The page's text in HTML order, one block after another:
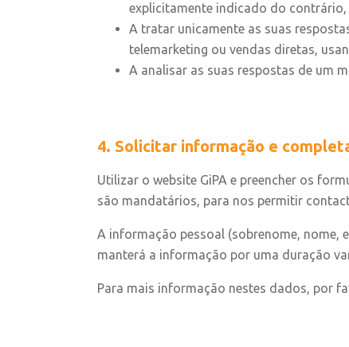
explicitamente indicado do
A tratar unicamente as suas
telemarketing ou vendas diretas,
A analisar as suas respostas de um
4. Solicitar informação e
Utilizar o website GiPA e preencher os
são mandatários, para nos permitir
A informação pessoal (sobrenome, nome,
manterá a informação por uma duração
Para mais informação nestes dados, por